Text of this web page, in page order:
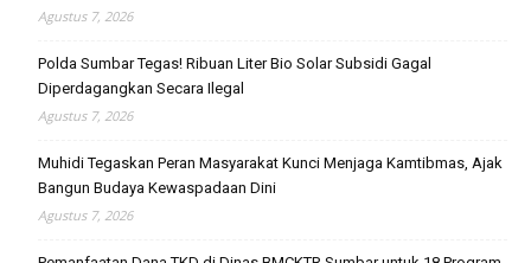
Agustus 7, 2026
Polda Sumbar Tegas! Ribuan Liter Bio Solar Subsidi Gagal
Diperdagangkan Secara Ilegal
Agustus 7, 2026
Muhidi Tegaskan Peran Masyarakat Kunci Menjaga Kamtibmas, Ajak
Bangun Budaya Kewaspadaan Dini
Agustus 7, 2026